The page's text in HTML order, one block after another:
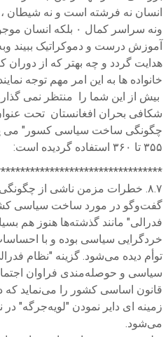
بیش از این شما را منتظر نمی
شکافی بحران افغانستان تحت
چگونگی ساخت سیاسی کسور" می
۳۵۵ تا ۳۶۰ استفاده گردیده است:
۸.۷. خطرات مزمن ناشی از چگونگی ساخت سیاسی کشور
گفت‌وگو در مورد ساخت سیاسی
فدرالی" مانند گذشته‌ها هنوز هم
خردگرایی سیاسی بوده و با
توأم دیده می‌شود. گزینه "نظام
سیاسی و حوصله‌مندی فراوان
قانون اساسی کشور را می‌نماید که
زمینه ای دایر نمودن "لویه‌جرگه"
می‌شود.